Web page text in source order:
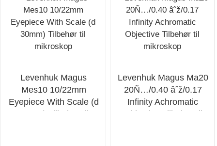
Levenhuk Magus
Mes10 10/22mm
Eyepiece With Scale (d
30mm) Tilbehør til
Levenhuk Magus Ma20
20Ñ…/0.40 âˆž/0.17
Infinity Achromatic
Objective Tilbehør til